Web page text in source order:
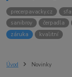
precerpavacky.cz
sanibroy
čerpadla
záruka
kvalitní
Úvod Novinky